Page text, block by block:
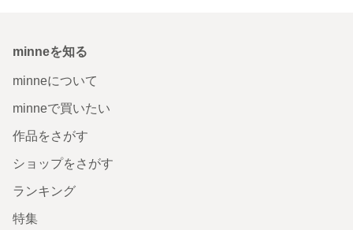
minneを知る
minneについて
minneで買いたい
作品をさがす
ショップをさがす
ランキング
特集